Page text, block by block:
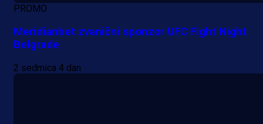
PROMO
Meridianbet zvanični sponzor UFC Fight Night
Belgrade
2 sedmica 4 dan